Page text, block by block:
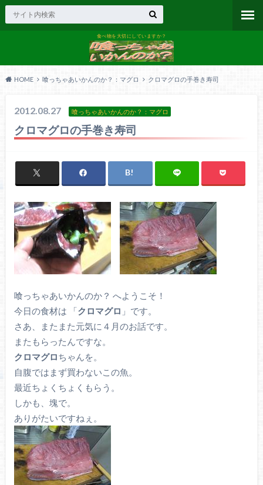
食べ物を大切にしていますか？
HOME 喰っちゃあいかんのか？：マグロ クロマグロの手巻き寿司
2012.08.27 喰っちゃあいかんのか？：マグロ
クロマグロの手巻き寿司
喰っちゃあいかんのか？ へようこそ！
今日の食材は 「クロマグロ 」です。
さあ、またまた元気に４月のお話です。
またもらったんですな。
クロマグロちゃんを。
自腹ではまず買わないこの魚。
最近ちょくちょくもらう。
しかも、塊で。
ありがたいですねぇ。